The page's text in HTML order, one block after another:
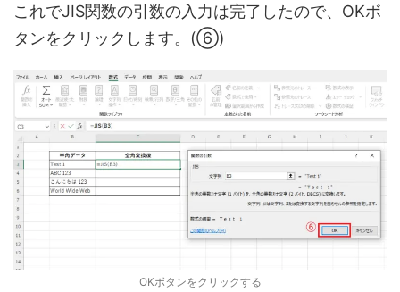
これでJIS関数の引数の入力は完了したので、OKボ
タンをクリックします。(⑥)
OKボタンをクリックする